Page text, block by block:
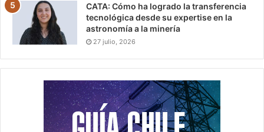
CATA: Cómo ha logrado la transferencia
tecnológica desde su expertise en la
astronomía a la minería
27 julio, 2026